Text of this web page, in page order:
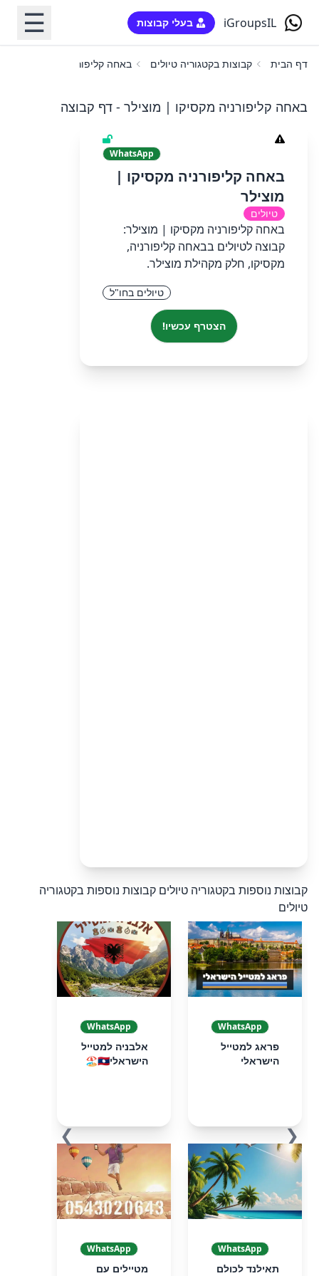
iGroupsIL בעלי קבוצות ☰
דף הבית קבוצות בקטגוריה טיולים באחה קליפורניה מקסיקו |
באחה קליפורניה מקסיקו | מוצילר - דף קבוצה
WhatsApp
באחה קליפורניה מקסיקו |
מוצילר
טיולים
באחה קליפורניה מקסיקו | מוצילר:
קבוצה לטיולים בבאחה קליפורניה,
מקסיקו, חלק מקהילת מוצילר.
טיולים בחו"ל
הצטרף עכשיו!
קבוצות נוספות בקטגוריה טיולים קבוצות נוספות בקטגוריה
טיולים
❮
WhatsApp
פראג למטייל
הישראלי
WhatsApp
אלבניה למטייל
הישראלי🇦🇱🏖️
WhatsApp
תאילנד לכולם
WhatsApp
מטיילים עם
❯